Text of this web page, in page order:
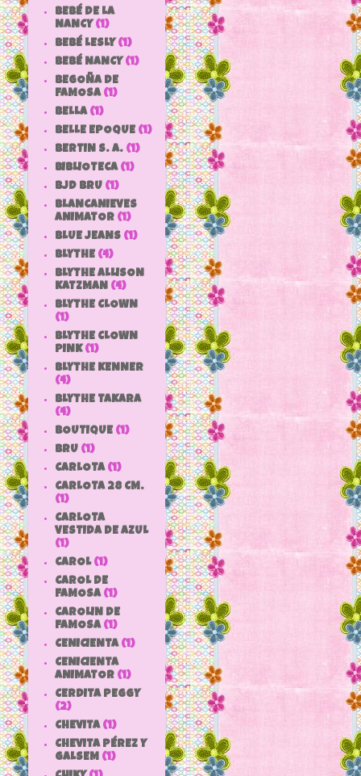
BEBÉ DE LA
NANCY (1)
BEBÉ LESLY (1)
BEBÉ NANCY (1)
BEGOÑA DE
FAMOSA (1)
BELLA (1)
BELLE EPOQUE (1)
BERTIN S. A. (1)
BIBLIOTECA (1)
BJD BRU (1)
BLANCANIEVES
ANIMATOR (1)
BLUE JEANS (1)
BLYTHE (4)
BLYTHE ALLISON
KATZMAN (4)
BLYTHE CLOWN
(1)
BLYTHE CLOWN
PINK (1)
BLYTHE KENNER
(4)
BLYTHE TAKARA
(4)
BOUTIQUE (1)
BRU (1)
CARLOTA (1)
CARLOTA 28 CM.
(1)
CARLOTA
VESTIDA DE AZUL
(1)
CAROL (1)
CAROL DE
FAMOSA (1)
CAROLIN DE
FAMOSA (1)
CENICIENTA (1)
CENICIENTA
ANIMATOR (1)
CERDITA PEGGY
(2)
CHEVITA (1)
CHEVITA PÉREZ Y
GALSEM (1)